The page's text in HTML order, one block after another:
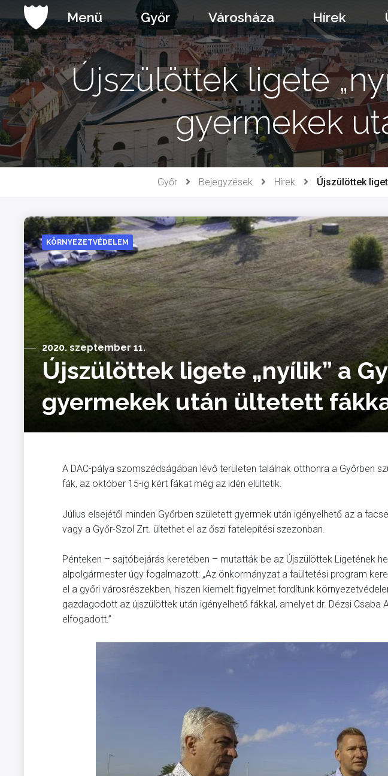
a
tartalomhoz
Menü Győr Városháza Hírek
Újszülöttek ligete
gyermekek
Győr Bejegyzések Hírek Újszülöttek
KÖRNYEZETVÉDELEM
2020. szeptember 11.
Újszülöttek ligete „nyílik” a
gyermekek után ültetett
A DAC-pálya szomszédságában lévő területen találnak otthonra a Győrben
fák, az október 15-ig kért fákat még az idén elültetik.
Július elsejétől minden Győrben született gyermek után igényelhető az a
vagy a Győr-Szol Zrt. ültethet el az őszi fatelepítési szezonban.
Pénteken – sajtóbejárás keretében – mutatták be az Újszülöttek Ligetének
alpolgármester úgy fogalmazott: „Az önkormányzat a faültetési program
el a győri városrészekben, hiszen kiemelt figyelmet fordítunk
gazdagodott az újszülöttek után igényelhető fákkal, amelyet dr. Dézsi Csaba
elfogadott.”